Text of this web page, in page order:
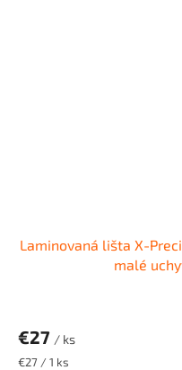
Laminovaná lišta X-
malé
€27 / ks
Jednotková
€27 / 1 ks